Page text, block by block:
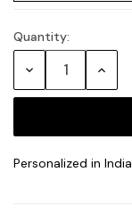
Current
Quantity:
Decrease
Personalized in